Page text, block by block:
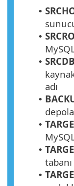
•
•
•
adı
•
•
•
•